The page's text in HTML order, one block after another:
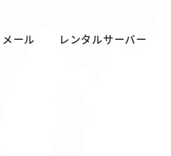
メール レンタルサーバー